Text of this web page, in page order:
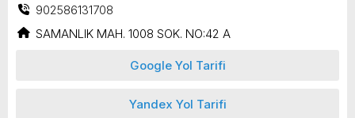
902586131708
SAMANLIK MAH. 1008 SOK. NO:42 A
Google Yol Tarifi
Yandex Yol Tarifi